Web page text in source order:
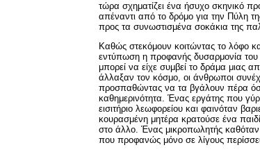
τώρα σχηματίζει ένα ήσυχο σκηνικό
απέναντι από το δρόμο για την Πύλη
προς τα συνωστισμένα σοκάκια της
Καθώς στεκόμουν κοιτώντας το λόφο
εντύπωση η προφανής δυσαρμονία
μπορεί να είχε συμβεί το δράμα μιας
άλλαξαν τον κόσμο, οι άνθρωποι
προσπαθώντας να τα βγάλουν πέρα
καθημερινότητα. Ένας εργάτης που
εισιτήριο λεωφορείου και φαινόταν
κουρασμένη μητέρα κρατούσε ένα
στο άλλο. Ένας μικροπωλητής καθόταν
που προφανώς μόνο σε λίγους